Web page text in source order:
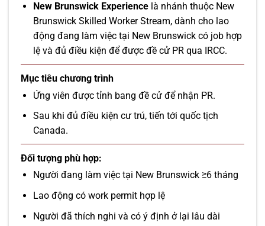
New Brunswick Experiencelà nhánh thuộc New
Brunswick Skilled Worker Stream, dành cho lao
động đang làm việc tại New Brunswick có job hợp
lệ và đủ điều kiện để được đề cử PR qua IRCC.
Mục tiêu chương trình
Ứng viên được tỉnh bang đề cử để nhận PR.
Sau khi đủ điều kiện cư trú, tiến tới quốc tịch
Canada.
Đối tượng phù hợp:
Người đang làm việc tại New Brunswick ≥6 tháng
Lao động có work permit hợp lệ
Người đã thích nghi và có ý định ở lại lâu dài